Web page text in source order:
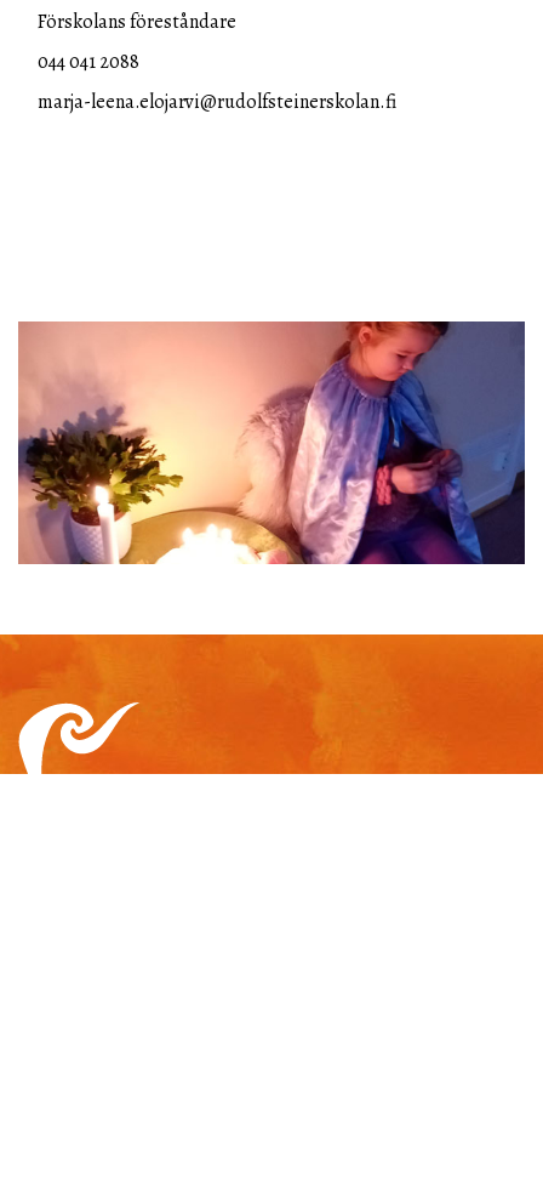
Förskolans föreståndare
044 041 2088
marja-leena.elojarvi@rudolfsteinerskolan.fi